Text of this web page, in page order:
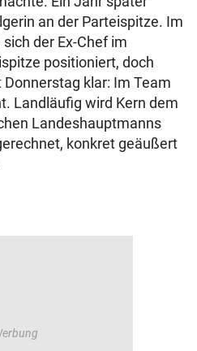
an der Parteispitze. Im
der Ex-Chef im
positioniert, doch
klar: Im Team
Landläufig wird Kern dem
Landeshauptmanns
konkret geäußert